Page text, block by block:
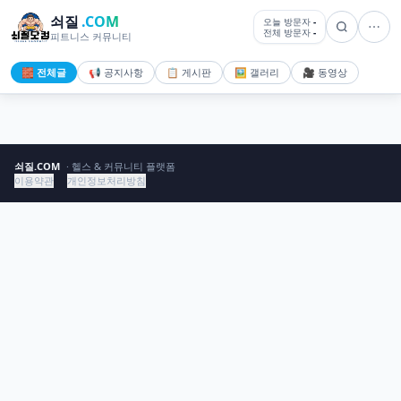
쇠질 .COM
피트니스 커뮤니티
오늘 방문자 -
전체 방문자 -
🧱 전체글 📢 공지사항 📋 게시판 🖼️ 갤러리 🎥 동영상
쇠질.COM · 헬스 & 커뮤니티 플랫폼
이용약관
개인정보처리방침